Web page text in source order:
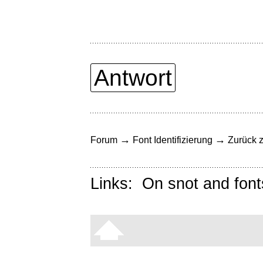
Antwort
Forum → Font Identifizierung → Zurück
Links: On snot and